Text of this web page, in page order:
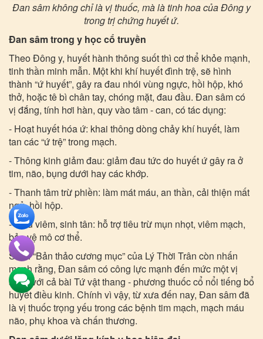
Đan sâm không chỉ là vị thuốc, mà là tinh hoa của Đông y
trong trị chứng huyết ứ.
Đan sâm trong y học cổ truyền
Theo Đông y, huyết hành thông suốt thì cơ thể khỏe mạnh,
tinh thần minh mẫn. Một khi khí huyết đình trệ, sẽ hình
thành “ứ huyết”, gây ra đau nhói vùng ngực, hồi hộp, khó
thở, hoặc tê bì chân tay, chóng mặt, đau đầu. Đan sâm có
vị đắng, tính hơi hàn, quy vào tâm - can, có tác dụng:
- Hoạt huyết hóa ứ: khai thông dòng chảy khí huyết, làm
tan các “ứ trệ” trong mạch.
- Thông kinh giảm đau: giảm đau tức do huyết ứ gây ra ở
tim, não, bụng dưới hay các khớp.
- Thanh tâm trừ phiền: làm mát máu, an thần, cải thiện mất
ngủ, hồi hộp.
- Tiêu viêm, sinh tân: hỗ trợ tiêu trừ mụn nhọt, viêm mạch,
bảo vệ mô cơ thể.
Sách “Bản thảo cương mục” của Lý Thời Trân còn nhấn
mạnh rằng, Đan sâm có công lực mạnh đến mức một vị
sánh với cả bài Tứ vật thang - phương thuốc cổ nổi tiếng bổ
huyết điều kinh. Chính vì vậy, từ xưa đến nay, Đan sâm đã
là vị thuốc trọng yếu trong các bệnh tim mạch, mạch máu
não, phụ khoa và chấn thương.